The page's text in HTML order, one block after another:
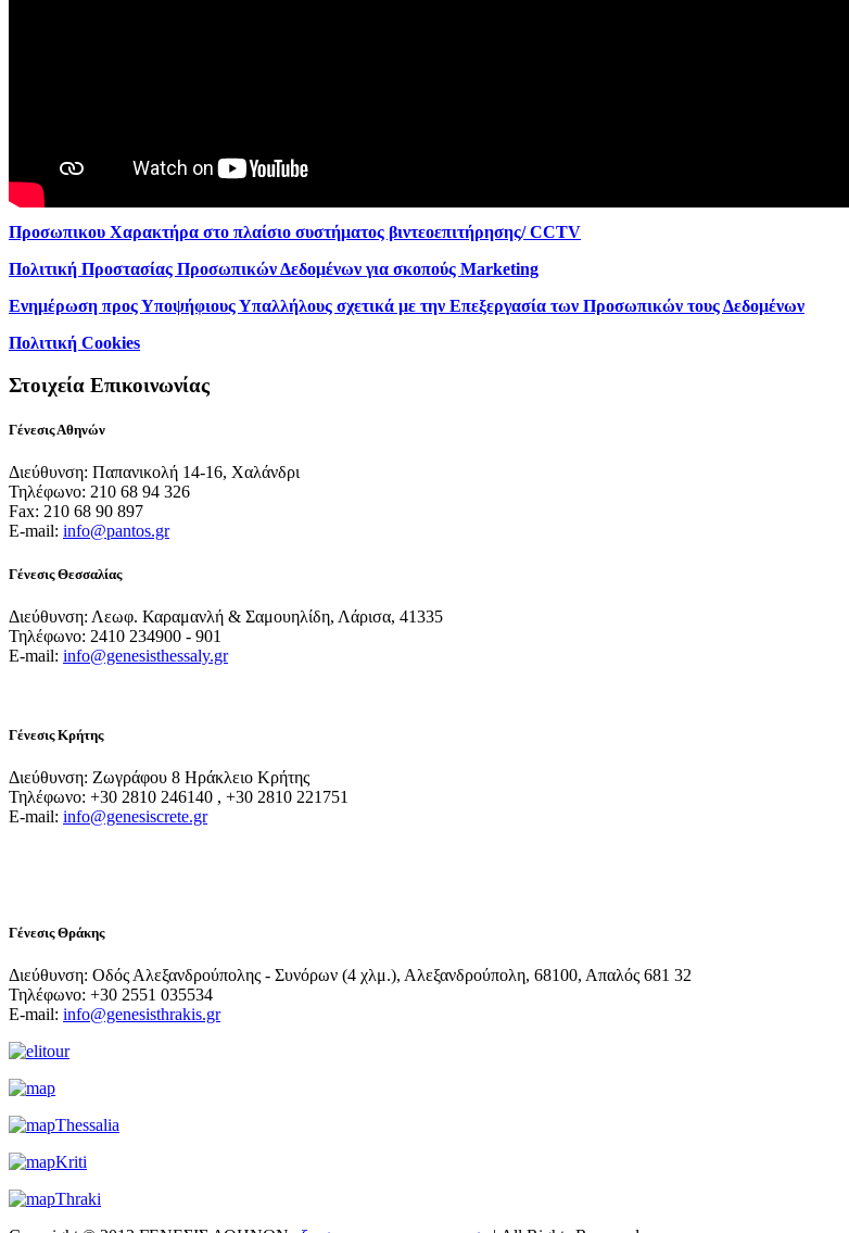
Προσωπικου Χαρακτήρα στο πλαίσιο συστήματος βιντεοεπιτήρησης/ CCTV
Πολιτική Προστασίας Προσωπικών Δεδομένων για σκοπούς Marketing
Ενημέρωση προς Υποψήφιους Υπαλλήλους σχετικά με την Επεξεργασία των Προσωπικών τους Δεδομένων
Πολιτική Cookies
Στοιχεία Επικοινωνίας
Γένεσις Αθηνών
Διεύθυνση: Παπανικολή 14-16, Χαλάνδρι
Τηλέφωνο: 210 68 94 326
Fax: 210 68 90 897
E-mail: info@pantos.gr
Γένεσις Θεσσαλίας
Διεύθυνση: Λεωφ. Καραμανλή & Σαμουηλίδη, Λάρισα, 41335
Τηλέφωνο: 2410 234900 - 901
E-mail: info@genesisthessaly.gr
Γένεσις Κρήτης
Διεύθυνση: Ζωγράφου 8 Ηράκλειο Κρήτης
Τηλέφωνο: +30 2810 246140 , +30 2810 221751
E-mail: info@genesiscrete.gr
Γένεσις Θράκης
Διεύθυνση: Οδός Αλεξανδρούπολης - Συνόρων (4 χλμ.), Αλεξανδρούπολη, 68100, Απαλός 681 32
Τηλέφωνο: +30 2551 035534
E-mail: info@genesisthrakis.gr